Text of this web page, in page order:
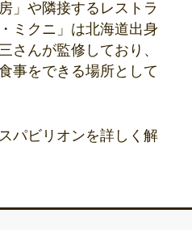
」や隣接するレストラ
ミクニ」は北海道出身
さんが監修しており、
事をできる場所として
パビリオンを詳しく解